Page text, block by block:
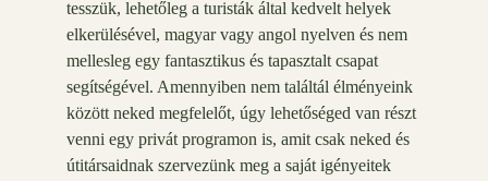
tesszük, lehetőleg a turisták által kedvelt helyek
elkerülésével, magyar vagy angol nyelven és nem
mellesleg egy fantasztikus és tapasztalt csapat
segítségével. Amennyiben nem találtál élményeink
között neked megfelelőt, úgy lehetőséged van részt
venni egy privát programon is, amit csak neked és
útitársaidnak szervezünk meg a saját igényeitek